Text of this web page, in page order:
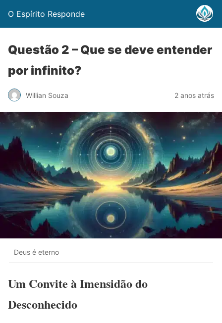
O Espírito Responde
Questão 2 – Que se deve entender
por infinito?
Willian Souza 2 anos atrás
Deus é eterno
Um Convite à Imensidão do
Desconhecido